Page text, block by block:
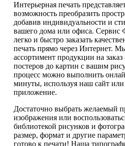
Интерьерная печать
возможность преобразить
добавив индивидуальности и
вашего дома или офиса. Сервис
легко и быстро заказать
печать прямо через Интернет.
ассортимент продукции на
постеров до картин с вашим
процесс можно выполнить
минуты, используя наш сайт
приложение.
Достаточно выбрать желаемый
изображения или
библиотекой рисунков и
размер, формат и другие
готово к печати! Наша